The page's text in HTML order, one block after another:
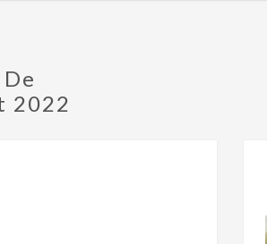
2022